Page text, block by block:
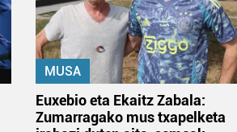
MUSA
Euxebio eta Ekaitz Zabala:
Zumarragako mus txapelketa